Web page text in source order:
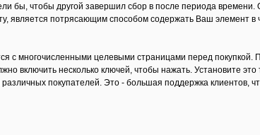
бы, чтобы другой завершил сбор в после периода времени.
является потрясающим способом содержать Ваш элемент в
с многочисленными целевыми страницами перед покупкой.
включить несколько ключей, чтобы нажать. Установите это
покупателей. Это - большая поддержка клиентов,